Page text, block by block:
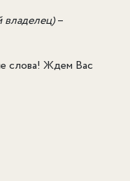
владелец)–
слова! Ждем Вас